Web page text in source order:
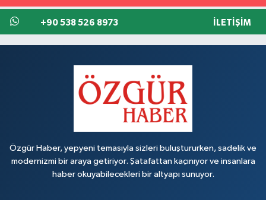
+90 538 526 8973 İLETIŞIM
Özgür Haber, yepyeni temasıyla sizleri buluştururken, sadelik ve
modernizmi bir araya getiriyor. Şatafattan kaçınıyor ve insanlara
haber okuyabilecekleri bir altyapı sunuyor.